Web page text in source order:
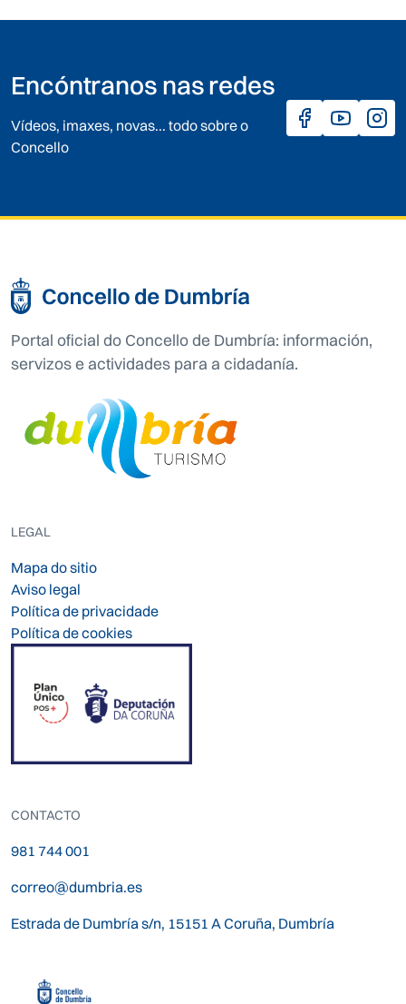
Encóntranos nas redes
Vídeos, imaxes, novas... todo sobre o
Concello
Portal oficial do Concello de Dumbría: información,
servizos e actividades para a cidadanía.
LEGAL
Mapa do sitio
Aviso legal
Política de privacidade
Política de cookies
CONTACTO
981 744 001
correo@dumbria.es
Estrada de Dumbría s/n, 15151 A Coruña, Dumbría